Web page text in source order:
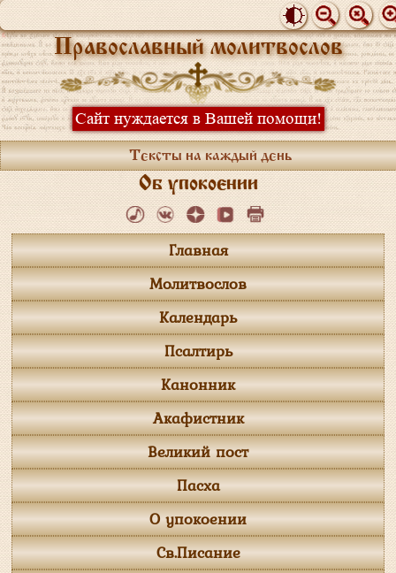
Православный молитвослов
Сайт нуждается в Вашей помощи!
Тексты на каждый день
Об упокоении
Главная
Молитвослов
Календарь
Псалтирь
Канонник
Акафистник
Великий пост
Пасха
О упокоении
Св.Писание